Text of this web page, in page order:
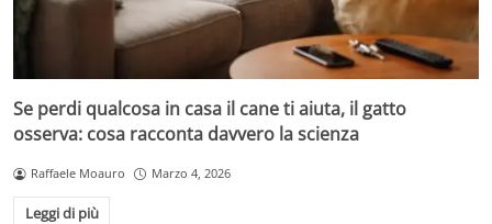
Se perdi qualcosa in casa il cane ti aiuta, il gatto
osserva: cosa racconta davvero la scienza
Raffaele Moauro Marzo 4, 2026
Leggi di più